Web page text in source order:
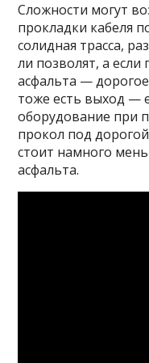
Сложности могут
прокладки кабеля
солидная трасса,
ли позволят, а если
асфальта —
тоже есть выход —
оборудование при
прокол под
стоит намного
асфальта.